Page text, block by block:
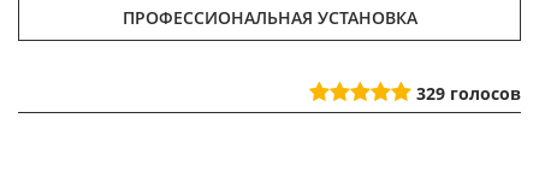
ПРОФЕССИОНАЛЬНАЯ УСТАНОВКА
329 голосов